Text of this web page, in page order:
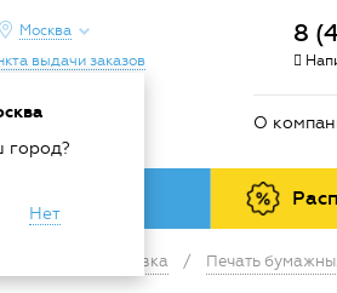
Москва
город?
Нет
выдачи заказов
8
О
товаров
Маркировка / Печать